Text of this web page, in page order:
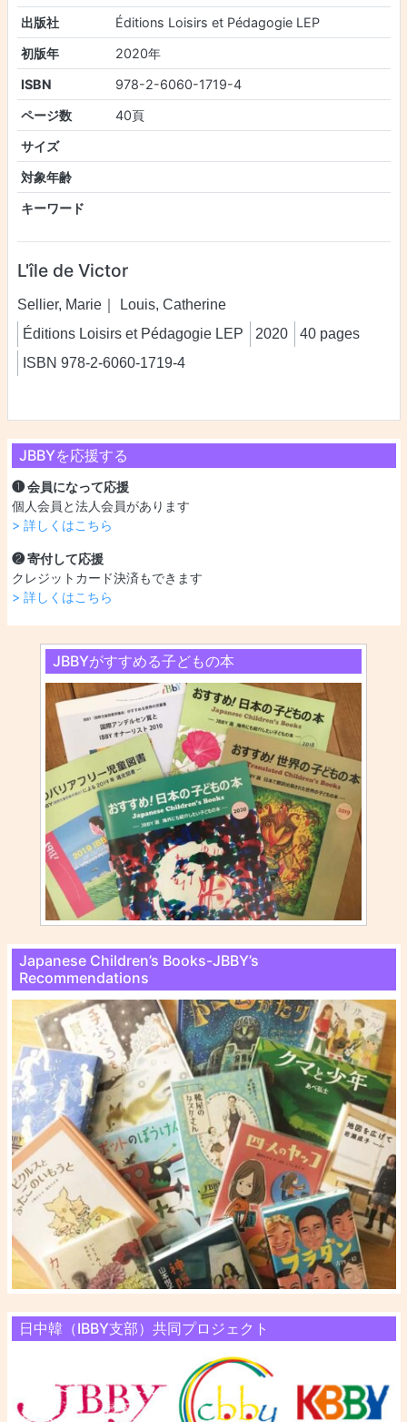
JBBYを応援する
❶ 会員になって応援
個人会員と法人会員があります
> 詳しくはこちら
❷ 寄付して応援
クレジットカード決済もできます
> 詳しくはこちら
JBBYがすすめる子どもの本
Japanese Children’s Books-JBBY’s
Recommendations
日中韓（IBBY支部）共同プロジェクト
出版社
Éditions Loisirs et Pédagogie LEP
初版年
2020年
ISBN
978-2-6060-1719-4
ページ数
40頁
サイズ
対象年齢
キーワード
L'île de Victor
Sellier, Marie｜ Louis, Catherine
Éditions Loisirs et Pédagogie LEP
2020
40 pages
ISBN 978-2-6060-1719-4